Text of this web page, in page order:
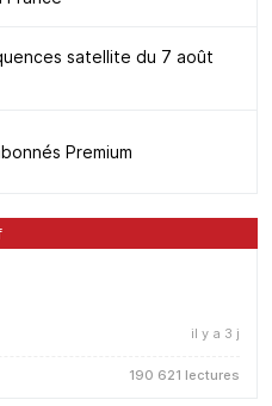
satellite du 7 août
Premium
il y a 3 j
190 621 lectures